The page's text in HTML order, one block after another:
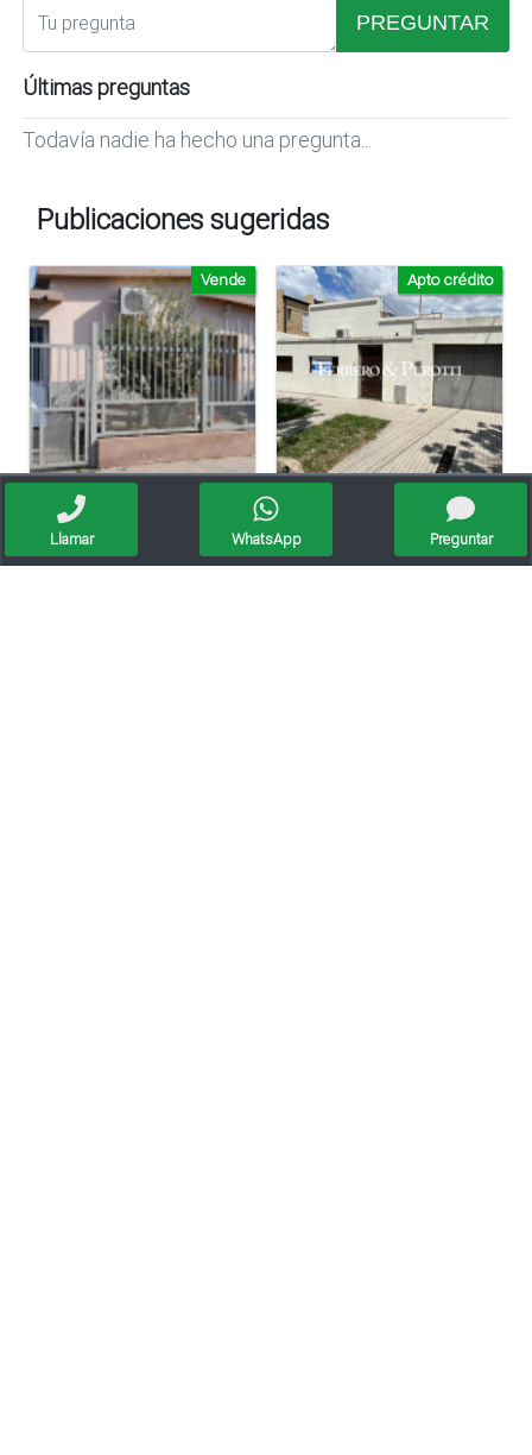
PREGUNTAR
Últimas preguntas
Todavía nadie ha hecho una pregunta...
Publicaciones sugeridas
Vende
Magdalena De Lorenzi 223 - Venta
Apto crédito
Excelente Apto crédito
Llamar WhatsApp Preguntar